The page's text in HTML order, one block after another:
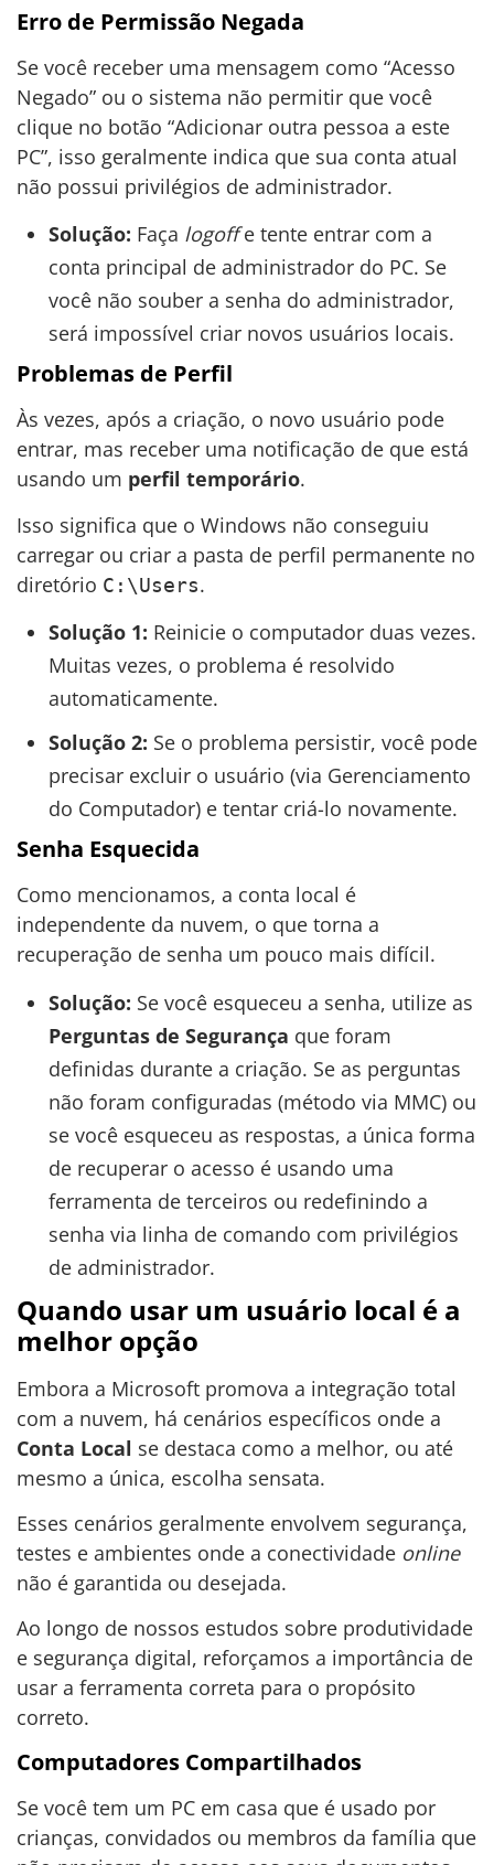
Erro de Permissão Negada
Se você receber uma mensagem como “Acesso
Negado” ou o sistema não permitir que você
clique no botão “Adicionar outra pessoa a este
PC”, isso geralmente indica que sua conta atual
não possui privilégios de administrador.
Solução: Faça logoffe tente entrar com a
conta principal de administrador do PC. Se
você não souber a senha do administrador,
será impossível criar novos usuários locais.
Problemas de Perfil
Às vezes, após a criação, o novo usuário pode
entrar, mas receber uma notificação de que está
usando um perfil temporário.
Isso significa que o Windows não conseguiu
carregar ou criar a pasta de perfil permanente no
diretório C:\Users.
Solução 1: Reinicie o computador duas vezes.
Muitas vezes, o problema é resolvido
automaticamente.
Solução 2: Se o problema persistir, você pode
precisar excluir o usuário (via Gerenciamento
do Computador) e tentar criá-lo novamente.
Senha Esquecida
Como mencionamos, a conta local é
independente da nuvem, o que torna a
recuperação de senha um pouco mais difícil.
Solução: Se você esqueceu a senha, utilize as
Perguntas de Segurança que foram
definidas durante a criação. Se as perguntas
não foram configuradas (método via MMC) ou
se você esqueceu as respostas, a única forma
de recuperar o acesso é usando uma
ferramenta de terceiros ou redefinindo a
senha via linha de comando com privilégios
de administrador.
Quando usar um usuário local é a
melhor opção
Embora a Microsoft promova a integração total
com a nuvem, há cenários específicos onde a
Conta Local se destaca como a melhor, ou até
mesmo a única, escolha sensata.
Esses cenários geralmente envolvem segurança,
testes e ambientes onde a conectividade online
não é garantida ou desejada.
Ao longo de nossos estudos sobre produtividade
e segurança digital, reforçamos a importância de
usar a ferramenta correta para o propósito
correto.
Computadores Compartilhados
Se você tem um PC em casa que é usado por
crianças, convidados ou membros da família que